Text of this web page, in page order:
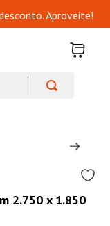
Aproveite!
2.750 x 1.850